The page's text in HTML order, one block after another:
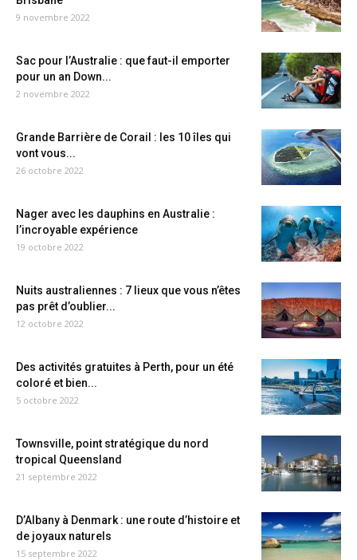
9 novembre 2022
Sac pour l’Australie : que faut-il emporter
pour un an Down...
2 novembre 2022
Grande Barrière de Corail : les 10 îles qui
vont vous...
26 octobre 2022
Nager avec les dauphins en Australie :
l’incroyable expérience
19 octobre 2022
Nuits australiennes : 7 lieux que vous n’êtes
pas prêt d’oublier...
12 octobre 2022
Des activités gratuites à Perth, pour un été
coloré et bien...
5 octobre 2022
Townsville, point stratégique du nord
tropical Queensland
21 septembre 2022
D’Albany à Denmark : une route d’histoire et
de joyaux naturels
15 septembre 2022